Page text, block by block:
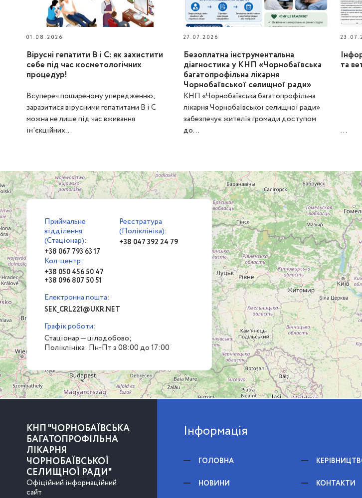
01.08.2026
Вірусні гепатити В і С: як захистити
себе під час косметологічних
процедур!
Всупереч поширеному упередженню,
заразитися вірусними гепатитами В і С
можна не лише під час вживання
ін'єкційних...
27.07.2026
Безоплатна інструментальна
діагностика у КНП «Чорнобаївська
багатопрофільна лікарня
Чорнобаївської селищної ради»
КНП «Чорнобаївська багатопрофільна
лікарня Чорнобаївської селищної ради»
забезпечує жителів громади доступом
до...
та
...
Приймальне
відділення
(Стаціонар):
+38 067 793 63 17
Реєстратура
(Поліклініка):
+38 047 392 24 79
Кол-центр:
+38 050 456 50 47
+38 096 807 50 51
Електронна пошта:
SEK_CRL221@UKR.NET
Графік роботи:
Стаціонар — цілодобово;
Поліклініка: Пн-Пт з 08:00 до 17:00
КНП "ЧОРНОБАЇВСЬКА
БАГАТОПРОФІЛЬНА
ЛІКАРНЯ
ЧОРНОБАЇВСЬКОЇ
СЕЛИЩНОЇ РАДИ"
Офіційний інформаційний
сайт
Інформація
ГОЛОВНА
НОВИНИ КОНТАКТИ